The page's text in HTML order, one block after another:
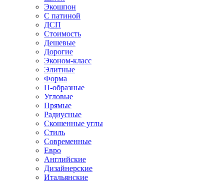
Экошпон
С патиной
ДСП
Стоимость
Дешевые
Дорогие
Эконом-класс
Элитные
Форма
П-образные
Угловые
Прямые
Радиусные
Скошенные углы
Стиль
Современные
Евро
Английские
Дизайнерские
Итальянские